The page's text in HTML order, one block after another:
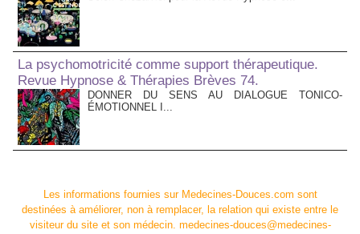
La psychomotricité comme support thérapeutique.
Revue Hypnose & Thérapies Brèves 74.
DONNER DU SENS AU DIALOGUE TONICO-
ÉMOTIONNEL I...
Les informations fournies sur Medecines-Douces.com sont
destinées à améliorer, non à remplacer, la relation qui existe entre le
visiteur du site et son médecin. medecines-douces@medecines-